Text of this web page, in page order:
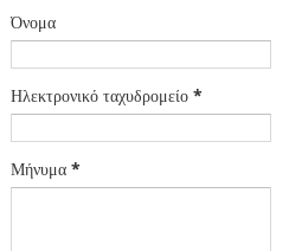
Όνομα
Ηλεκτρονικό ταχυδρομείο *
Μήνυμα *